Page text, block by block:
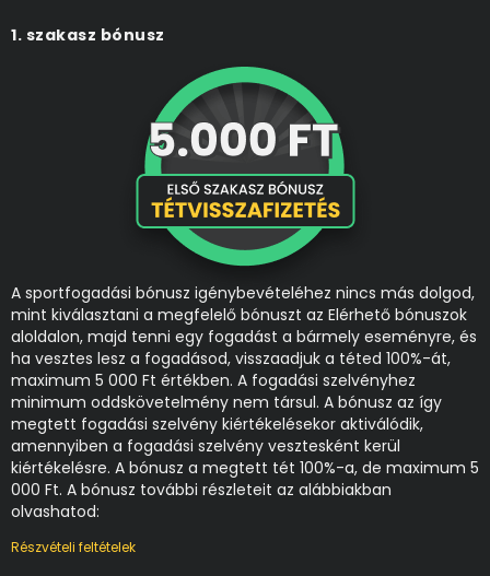
1. szakasz bónusz
A sportfogadási bónusz igénybevételéhez nincs más dolgod,
mint kiválasztani a megfelelő bónuszt az Elérhető bónuszok
aloldalon, majd tenni egy fogadást a bármely eseményre, és
ha vesztes lesz a fogadásod, visszaadjuk a téted 100%-át,
maximum 5 000 Ft értékben. A fogadási szelvényhez
minimum oddskövetelmény nem társul. A bónusz az így
megtett fogadási szelvény kiértékelésekor aktiválódik,
amennyiben a fogadási szelvény vesztesként kerül
kiértékelésre. A bónusz a megtett tét 100%-a, de maximum 5
000 Ft. A bónusz további részleteit az alábbiakban
olvashatod:
Részvételi feltételek